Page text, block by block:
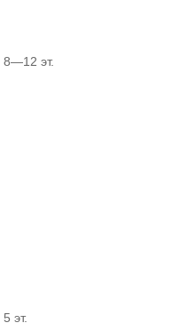
8—12 эт.
5 эт.